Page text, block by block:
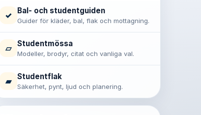
✓ Bal- och studentguiden
Guider för kläder, bal, flak och mottagning.
▱ Studentmössa
Modeller, brodyr, citat och vanliga val.
▰ Studentflak
Säkerhet, pynt, ljud och planering.